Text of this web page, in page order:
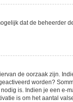
dat de beheerder
de oorzaak zijn.
worden?
is. Indien je een e-
is om het aantal